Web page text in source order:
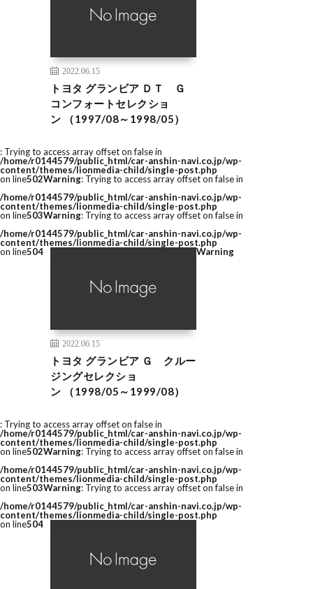
2022.06.15
トヨタ グランビア ＤＴ Ｇ
コンフォートセレクショ
ン （1997/08～1998/05）
: Trying to access array offset on false in
/home/r0144579/public_html/car-anshin-navi.co.jp/wp-
content/themes/lionmedia-child/single-post.php
on line502Warning: Trying to access array offset on false in
/home/r0144579/public_html/car-anshin-navi.co.jp/wp-
content/themes/lionmedia-child/single-post.php
on line503Warning: Trying to access array offset on false in
/home/r0144579/public_html/car-anshin-navi.co.jp/wp-
content/themes/lionmedia-child/single-post.php
on line504
2022.06.15
トヨタ グランビア Ｇ クルー
ジングセレクショ
ン （1998/05～1999/08）
Warning
: Trying to access array offset on false in
/home/r0144579/public_html/car-anshin-navi.co.jp/wp-
content/themes/lionmedia-child/single-post.php
on line502Warning: Trying to access array offset on false in
/home/r0144579/public_html/car-anshin-navi.co.jp/wp-
content/themes/lionmedia-child/single-post.php
on line503Warning: Trying to access array offset on false in
/home/r0144579/public_html/car-anshin-navi.co.jp/wp-
content/themes/lionmedia-child/single-post.php
on line504